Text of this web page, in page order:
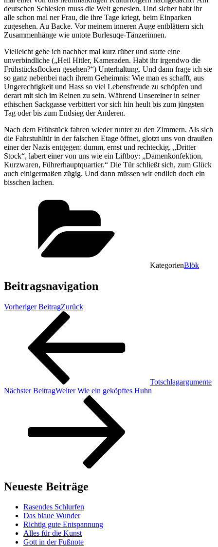
deutschen Schlesien muss die Welt genesien. Und sicher habt ihr
alle schon mal ner Frau, die ihre Tage kriegt, beim Einparken
zugesehen. Au Backe. Vor meinem inneren Auge entblättern sich
Zusammenhänge wie untote Burlesuqe-Tänzerinnen.
Vielleicht gehe ich nachher mal kurz rüber und starte eine
unverbindliche („Heil Hitler, Kameraden. Habt ihr irgendwo die
Frühstücksflocken gesehen?“) Unterhaltung. Und dann frage ich sie
so ganz nebenbei nach ihrem Geheimnis: Wie man es schafft, aus
Ungerechtigkeit und Hass so viel Lebensfreude zu schöpfen und
derart mit sich im Reinen zu sein. Während Unsereiner in seiner
ethischen Sackgasse verbittert vor sich hin heult bis zum jüngsten
Tag oder bis zum Endsieg der Anderen.
Nach dem Frühstück fahren wieder runter zu den Zimmern. Als sich
die Fahrstuhltür in der falschen Etage öffnet, glotzt uns von draußen
einer der Nazis entgegen: dumm, ernst und rechteckig. „Dritter
Stock“, labert einer von uns wie ein Liftboy: „Damenkonfektion,
Kurzwaren, Führerhauptquartier.“ Die Tür schließt sich, zum Glück
auch einigermaßen zügig. Und dann müssen wir endlich doch ein
bisschen lachen.
KategorienBlök
Beitragsnavigation
Vorheriger BeitragZurück
Totschlagargumente
Nächster BeitragWeiter Wie ein geköpftes Huhn
Neueste Beiträge
Rasendes Schlurfen
Das blaue Wunder
Richtig gute Entspannung
Alles für die Kunst
Gott in der Fußnote